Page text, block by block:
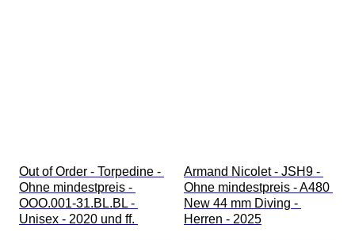
Out of Order - Torpedine -
Ohne mindestpreis -
OOO.001-31.BL.BL -
Unisex - 2020 und ff.
Armand Nicolet - JSH9 -
Ohne mindestpreis - A480
New 44 mm Diving -
Herren - 2025